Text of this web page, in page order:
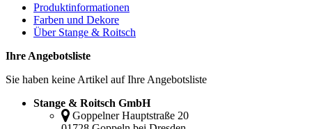
Produktinformationen
Farben und Dekore
Über Stange & Roitsch
Ihre Angebotsliste
Sie haben keine Artikel auf Ihre Angebotsliste
Stange & Roitsch GmbH
Goppelner Hauptstraße 20